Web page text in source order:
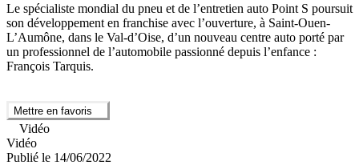
Le spécialiste mondial du pneu et de l’entretien auto Point S poursuit
son développement en franchise avec l’ouverture, à Saint-Ouen-
L’Aumône, dans le Val-d’Oise, d’un nouveau centre auto porté par
un professionnel de l’automobile passionné depuis l’enfance :
François Tarquis.
Mettre en favoris
Vidéo
Vidéo
Publié le 14/06/2022